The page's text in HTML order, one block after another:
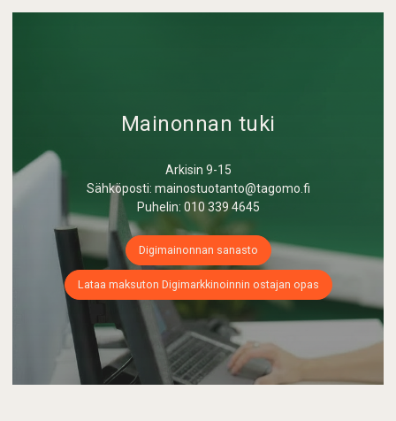
Mainonnan tuki
Arkisin 9-15
Sähköposti: mainostuotanto@tagomo.fi
Puhelin: 010 339 4645
Digimainonnan sanasto
Lataa maksuton Digimarkkinoinnin ostajan opas